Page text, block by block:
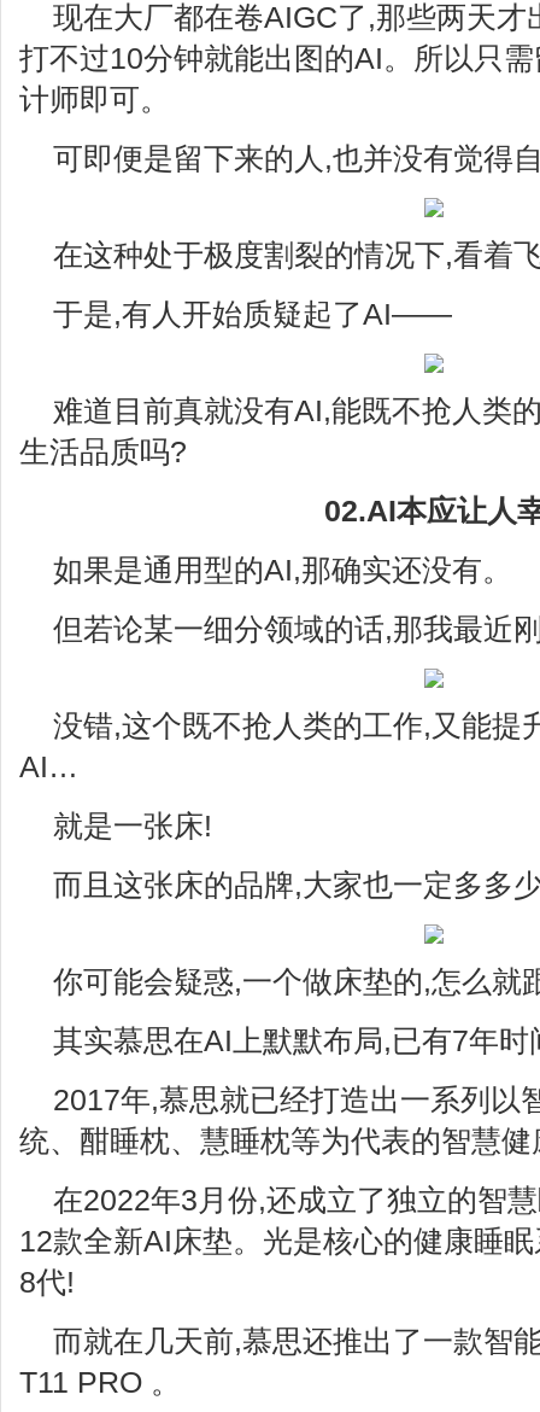
现在大厂都在卷AIGC了,那些两天才
打不过10分钟就能出图的AI。所以只
计师即可。
可即便是留下来的人,也并没有觉
在这种处于极度割裂的情况下,看着
于是,有人开始质疑起了AI——
难道目前真就没有AI,能既不抢人类
生活品质吗?
02.AI本应让人
如果是通用型的AI,那确实还没有。
但若论某一细分领域的话,那我最
没错,这个既不抢人类的工作,又能提
AI…
就是一张床!
而且这张床的品牌,大家也一定多
你可能会疑惑,一个做床垫的,怎么就
其实慕思在AI上默默布局,已有7年时
2017年,慕思就已经打造出一系列以
统、酣睡枕、慧睡枕等为代表的智慧
在2022年3月份,还成立了独立的智
12款全新AI床垫。光是核心的健康睡
8代!
而就在几天前,慕思还推出了一款
T11 PRO 。